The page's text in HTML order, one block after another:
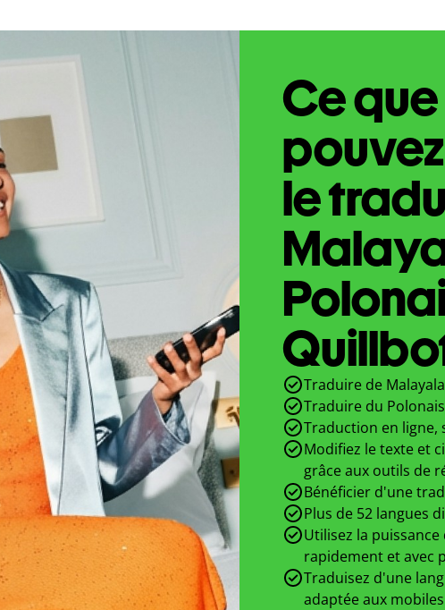
Ce
le
Traduire de
Traduire du
Traduction en ligne,
Modifiez le texte et
grâce aux outils de
Bénéficier d'une
Plus de 52 langues
Utilisez la
rapidement et avec
Traduisez d'une
adaptée aux mobiles